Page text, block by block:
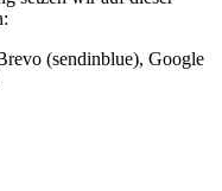
(sendinblue), Google